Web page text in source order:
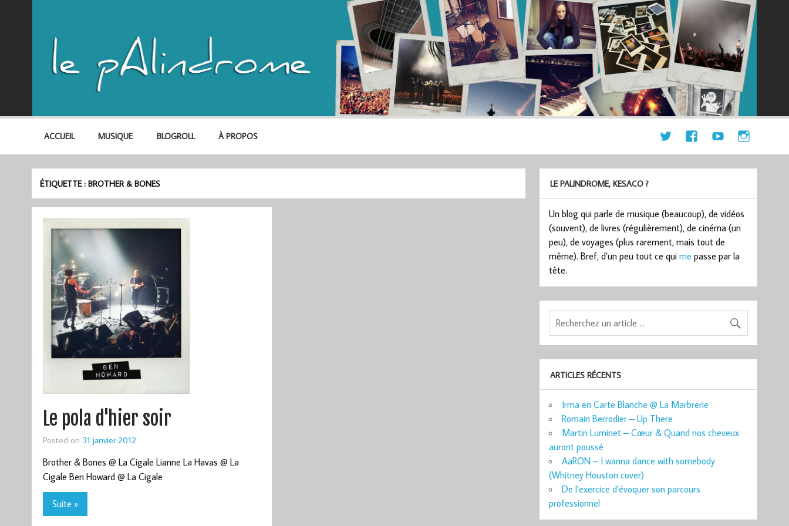
ACCUEIL MUSIQUE BLOGROLL À PROPOS
ÉTIQUETTE :BROTHER & BONES
Le pola d'hier soir
Posted on 31 janvier 2012
Brother & Bones @ La Cigale Lianne La Havas @ La
Cigale Ben Howard @ La Cigale
Suite »
LE PALINDROME, KESACO ?
Un blog qui parle de musique (beaucoup), de vidéos
(souvent), de livres (régulièrement), de cinéma (un
peu), de voyages (plus rarement, mais tout de
même). Bref, d’un peu tout ce quime passe par la
tête.
ARTICLES RÉCENTS
Irma en Carte Blanche @ La Marbrerie
Romain Berrodier – Up There
Martin Luminet – Cœur & Quand nos cheveux
auront poussé
AaRON – I wanna dance with somebody
(Whitney Houston cover)
De l’exercice d’évoquer son parcours
professionnel